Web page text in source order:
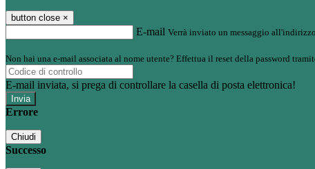
button close ×
E-mail Verrà inviato un messaggio
Non hai una e-mail associata al nome utente? Effettua il reset della password
E-mail inviata, si prega di controllare la casella di posta elettronica!
Errore
Chiudi
Successo